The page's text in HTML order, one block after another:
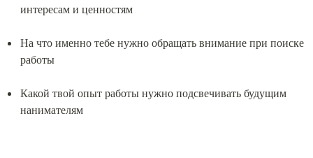
интересам и ценностям
На что именно тебе нужно обращать внимание при поиске
работы
Какой твой опыт работы нужно подсвечивать будущим
нанимателям